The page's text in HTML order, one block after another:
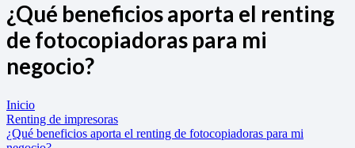
¿Qué beneficios aporta el renting
de fotocopiadoras para mi
negocio?
Inicio
Renting de impresoras
¿Qué beneficios aporta el renting de fotocopiadoras para mi